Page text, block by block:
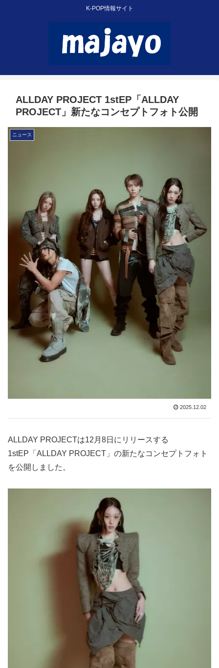
K-POP情報サイト
ALLDAY PROJECT 1stEP「ALLDAY
PROJECT」新たなコンセプトフォト公開
ニュース
2025.12.02
ALLDAY PROJECTは12月8日にリリースする
1stEP「ALLDAY PROJECT」の新たなコンセプトフォト
を公開しました。